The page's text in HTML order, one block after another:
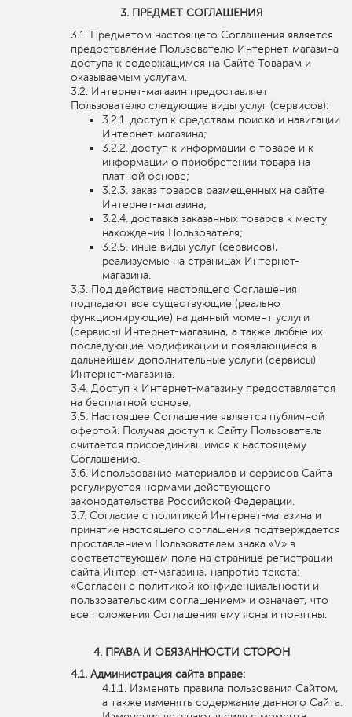
ПРЕДМЕТ СОГЛАШЕНИЯ
Предметом настоящего Соглашения является
предоставление Пользователю Интернет-магазина
доступа к содержащимся на Сайте Товарам и
оказываемым услугам.
Интернет-магазин предоставляет
Пользователю следующие виды услуг (сервисов):
доступ к средствам поиска и навигации
Интернет-магазина;
доступ к информации о товаре и к
информации о приобретении товара на
платной основе;
заказ товаров размещенных на сайте
Интернет-магазина;
доставка заказанных товаров к месту
нахождения Пользователя;
иные виды услуг (сервисов),
реализуемые на страницах Интернет-
магазина.
Под действие настоящего Соглашения
подпадают все существующие (реально
функционирующие) на данный момент услуги
(сервисы) Интернет-магазина, а также любые их
последующие модификации и появляющиеся в
дальнейшем дополнительные услуги (сервисы)
Интернет-магазина.
Доступ к Интернет-магазину предоставляется
на бесплатной основе.
Настоящее Соглашение является публичной
офертой. Получая доступ к Сайту Пользователь
считается присоединившимся к настоящему
Соглашению.
Использование материалов и сервисов Сайта
регулируется нормами действующего
законодательства Российской Федерации.
Согласие с политикой Интернет-магазина и
принятие настоящего соглашения подтверждается
проставлением Пользователем знака «V» в
соответствующем поле на странице регистрации
сайта Интернет-магазина, напротив текста:
«Согласен с политикой конфиденциальности и
пользовательским соглашением» и означает, что
все положения Соглашения ему ясны и понятны.
ПРАВА И ОБЯЗАННОСТИ СТОРОН
Администрация сайта вправе:
Изменять правила пользования Сайтом,
а также изменять содержание данного Сайта.